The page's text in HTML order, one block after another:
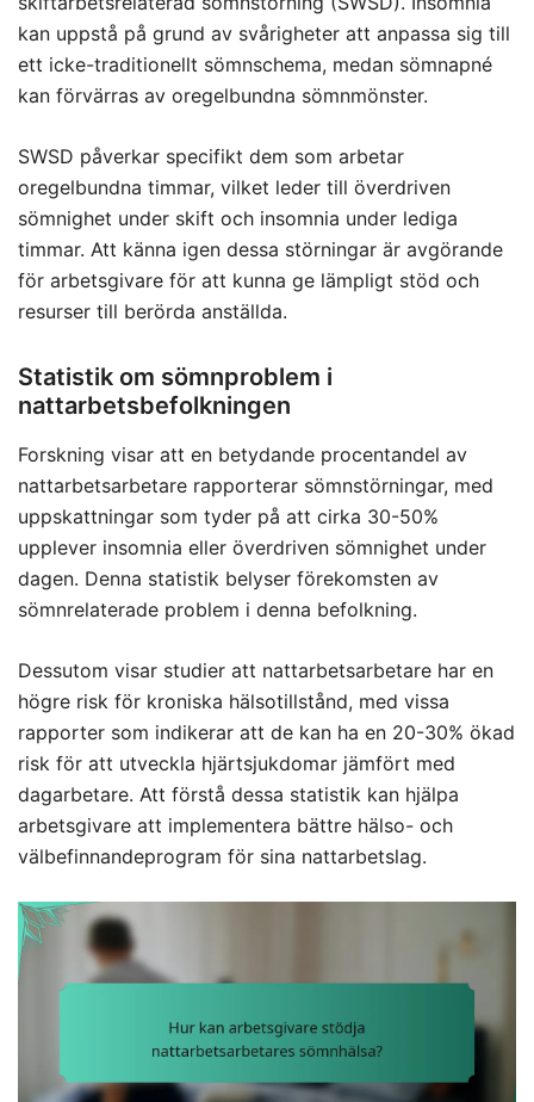
kan uppstå på grund av svårigheter att anpassa sig till
ett icke-traditionellt sömnschema, medan sömnapné
kan förvärras av oregelbundna sömnmönster.
SWSD påverkar specifikt dem som arbetar
oregelbundna timmar, vilket leder till överdriven
sömnighet under skift och insomnia under lediga
timmar. Att känna igen dessa störningar är avgörande
för arbetsgivare för att kunna ge lämpligt stöd och
resurser till berörda anställda.
Statistik om sömnproblem i
nattarbetsbefolkningen
Forskning visar att en betydande procentandel av
nattarbetsarbetare rapporterar sömnstörningar, med
uppskattningar som tyder på att cirka 30-50%
upplever insomnia eller överdriven sömnighet under
dagen. Denna statistik belyser förekomsten av
sömnrelaterade problem i denna befolkning.
Dessutom visar studier att nattarbetsarbetare har en
högre risk för kroniska hälsotillstånd, med vissa
rapporter som indikerar att de kan ha en 20-30% ökad
risk för att utveckla hjärtsjukdomar jämfört med
dagarbetare. Att förstå dessa statistik kan hjälpa
arbetsgivare att implementera bättre hälso- och
välbefinnandeprogram för sina nattarbetslag.